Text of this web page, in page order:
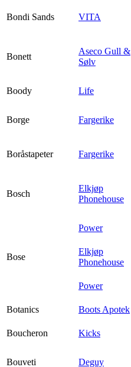
Bondi Sands VITA
Bonett
Aseco Gull &
Sølv
Boody
Life
Borge Fargerike
Boråstapeter Fargerike
Bosch
Elkjøp
Phonehouse
Power
Bose
Elkjøp
Phonehouse
Power
Botanics
Boots Apotek
Boucheron
Kicks
Bouveti Deguy